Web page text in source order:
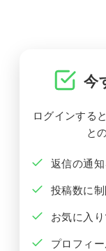
今
ログインする
と
返信の通
投稿数に制
お気に入
プロフィ